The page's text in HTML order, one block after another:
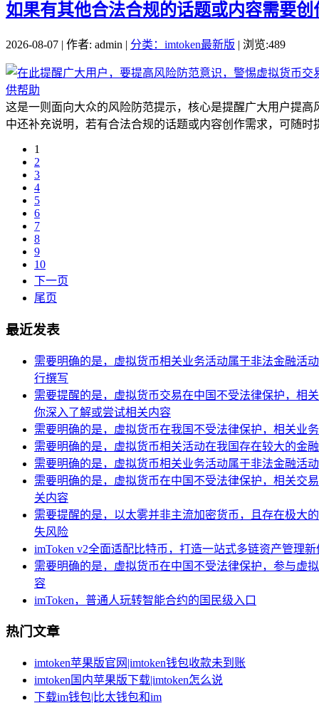
如果有其他合法合规的话题或内容需要
2026-08-07 | 作者: admin | 分类：imtoken最新版 | 浏览:489
这是一则面向大众的风险防范提示，核心是提醒广大用户提
中还补充说明，若有合法合规的话题或内容创作需求，可随
1
2
3
4
5
6
7
8
9
10
下一页
尾页
最近发表
需要明确的是，虚拟货币相关业务活动属于非法金融活
行撰写
需要提醒的是，虚拟货币交易在中国不受法律保护，相
你深入了解或尝试相关内容
需要明确的是，虚拟货币在我国不受法律保护，相关业
需要明确的是，虚拟货币相关活动在我国存在较大的金
需要明确的是，虚拟货币相关业务活动属于非法金融活
需要明确的是，虚拟货币在中国不受法律保护，相关交
关内容
需要提醒的是，以太雾并非主流加密货币，且存在极大
失风险
imToken v2全面适配比特币，打造一站式多链资产管理新
需要明确的是，虚拟货币在中国不受法律保护，参与虚
容
imToken，普通人玩转智能合约的国民级入口
热门文章
imtoken苹果版官网|imtoken钱包收款未到账
imtoken国内苹果版下载|imtoken怎么说
下载im钱包|比太钱包和im